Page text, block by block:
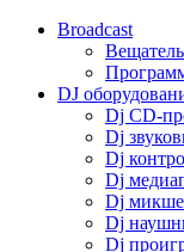
Broadcast
DJ
Dj CD-
Dj
Dj
Dj
Dj
Dj
Dj